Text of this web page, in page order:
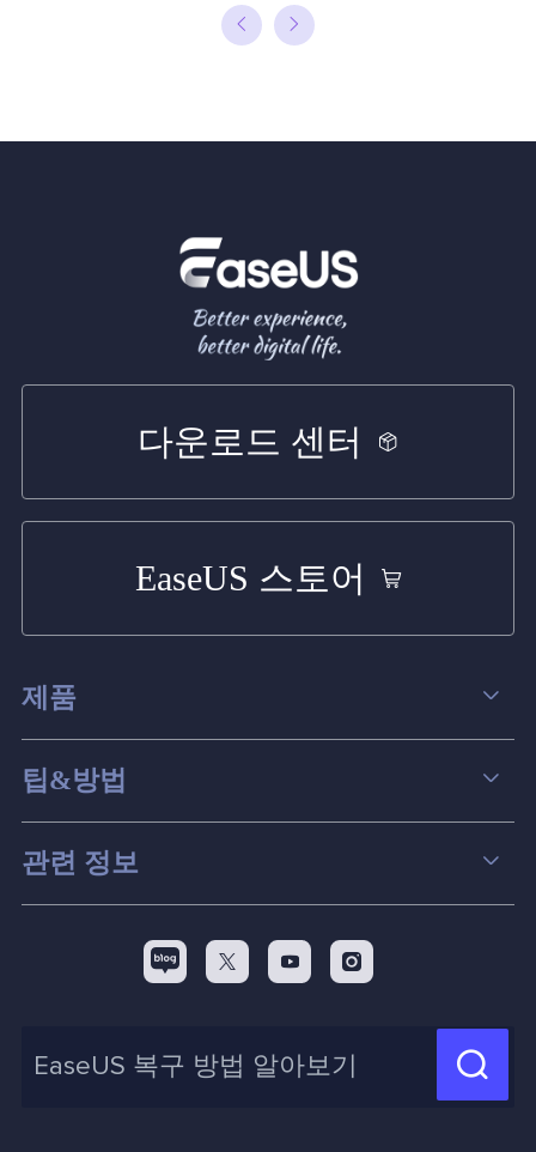
다운로드 센터
EaseUS 스토어
제품
데이터 복구
파티션 관리
스크린 레코더
백업&복원
신제품 New
팁&방법
컴퓨터 데이터 복구 팁
맥 데이터 복구 팁
디스크 파티션 팁
화면 녹화 팁
관련 정보
리셀러
  
